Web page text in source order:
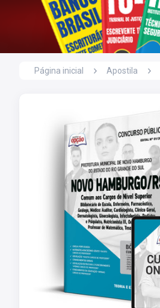
Página inicial Apostila